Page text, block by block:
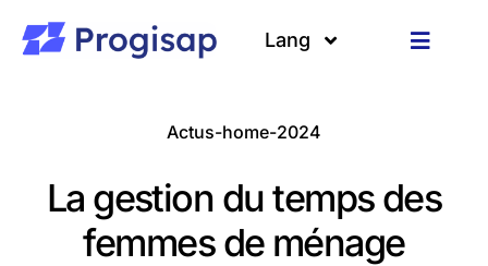
contenu
Toggle
Lang
Actus-home-2024
La gestion du temps des
femmes de ménage